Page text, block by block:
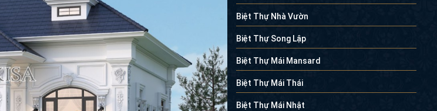
Biệt Thự Nhà Vườn
Biệt Thự Song Lập
Biệt Thự Mái Mansard
Biệt Thự Mái Thái
Biệt Thự Mái Nhật